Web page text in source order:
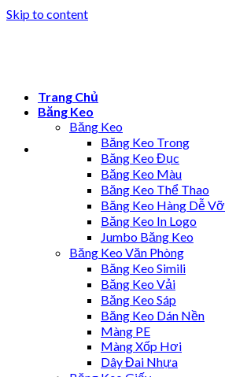
Skip to content
Trang Chủ
Băng Keo
Băng Keo
Băng Keo Trong
Băng Keo Đục
Băng Keo Màu
Băng Keo Thể Thao
Băng Keo Hàng Dễ Vỡ
Băng Keo In Logo
Jumbo Băng Keo
Băng Keo Văn Phòng
Băng Keo Simili
Băng Keo Vải
Băng Keo Sáp
Băng Keo Dán Nền
Màng PE
Màng Xốp Hơi
Dây Đai Nhựa